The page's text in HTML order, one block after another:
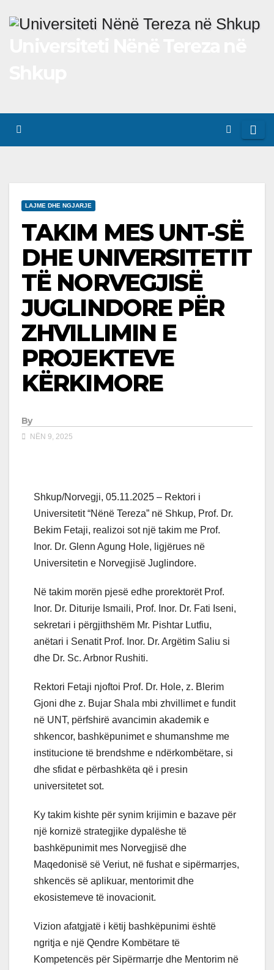
LAJME DHE NGJARJE
TAKIM MES UNT-SË
DHE UNIVERSITETIT
TË NORVEGJISË
JUGLINDORE PËR
ZHVILLIMIN E
PROJEKTEVE
KËRKIMORE
By
NËN 9, 2025
Shkup/Norvegji, 05.11.2025 – Rektori i
Universitetit “Nënë Tereza” në Shkup, Prof. Dr.
Bekim Fetaji, realizoi sot një takim me Prof.
Inor. Dr. Glenn Agung Hole, ligjërues në
Universitetin e Norvegjisë Juglindore.
Në takim morën pjesë edhe prorektorët Prof.
Inor. Dr. Diturije Ismaili, Prof. Inor. Dr. Fati Iseni,
sekretari i përgjithshëm Mr. Pishtar Lutfiu,
anëtari i Senatit Prof. Inor. Dr. Argëtim Saliu si
dhe Dr. Sc. Arbnor Rushiti.
Rektori Fetaji njoftoi Prof. Dr. Hole, z. Blerim
Gjoni dhe z. Bujar Shala mbi zhvillimet e fundit
në UNT, përfshirë avancimin akademik e
shkencor, bashkëpunimet e shumanshme me
institucione të brendshme e ndërkombëtare, si
dhe sfidat e përbashkëta që i presin
universitetet sot.
Ky takim kishte për synim krijimin e bazave për
një kornizë strategjike dypalëshe të
bashkëpunimit mes Norvegjisë dhe
Maqedonisë së Veriut, në fushat e sipërmarrjes,
shkencës së aplikuar, mentorimit dhe
ekosistemeve të inovacionit.
Vizion afatgjatë i këtij bashkëpunimi është
ngritja e një Qendre Kombëtare të
Kompetencës për Sipërmarrje dhe Mentorim në